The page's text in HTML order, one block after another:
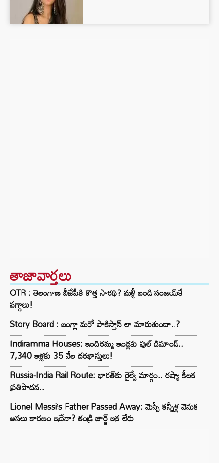
తాజావార్తలు
OTR : తెలంగాణ బీజేపీకి కొత్త సారథి? మళ్లీ బండి సంజయ్‌కే
పగ్గాలు!
Story Board : బంగ్లా మరో పాకిస్తాన్ లా మారుతుందా..?
Indiramma Houses: ఇందిరమ్మ ఇండ్లకు ఫుల్ డిమాండ్..
7,340 ఇళ్లకు 35 వేల దరఖాస్తులు!
Russia-India Rail Route: భారత్‌కు రైల్వే మార్గం.. రష్యా కీలక
ప్రతిపాదన..
Lionel Messi’s Father Passed Away: మెస్సీ కన్నీళ్ల వెనుక
అసలు కారణం ఇదేనా? తండ్రి జార్జ్ ఇక లేరు